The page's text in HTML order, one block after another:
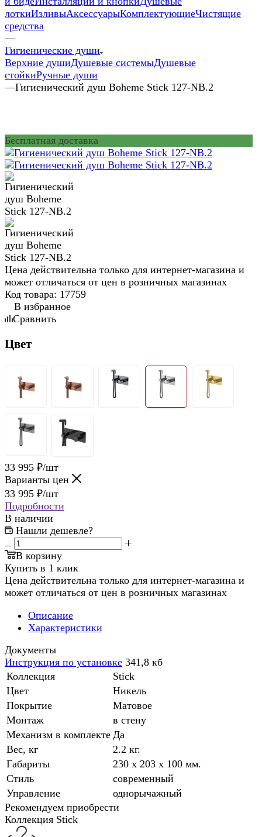
лоткиИзливыАксессуарыКомплектующиеЧистящие
средства
—
Гигиенические души
Верхние душиДушевые системыДушевые
стойкиРучные души
—Гигиенический душ Boheme Stick 127-NB.2
Бесплатная доставка
Цена действительна только для интернет-магазина и
может отличаться от цен в розничных магазинах
Код товара: 17759
В избранное
Сравнить
Цвет
33 995 ₽/шт
Варианты цен
33 995 ₽/шт
Подробности
В наличии
Нашли дешевле?
В корзину
Купить в 1 клик
Цена действительна только для интернет-магазина и
может отличаться от цен в розничных магазинах
Описание
Характеристики
Документы
Инструкция по установке 341,8 кб
Коллекция
Stick
Цвет
Никель
Покрытие
Матовое
Монтаж
в стену
Механизм в комплекте Да
Вес, кг
2.2 кг.
Габариты
230 x 203 x 100 мм.
Стиль
современный
Управление
однорычажный
Рекомендуем приобрести
Коллекция Stick